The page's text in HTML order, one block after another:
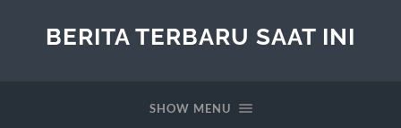
BERITA TERBARU SAAT INI
SHOW MENU